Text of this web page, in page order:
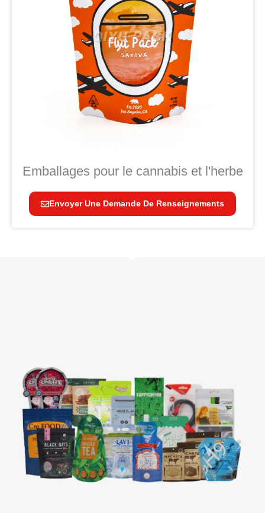
Emballages pour le cannabis et l'herbe
Envoyer Une Demande De Renseignements